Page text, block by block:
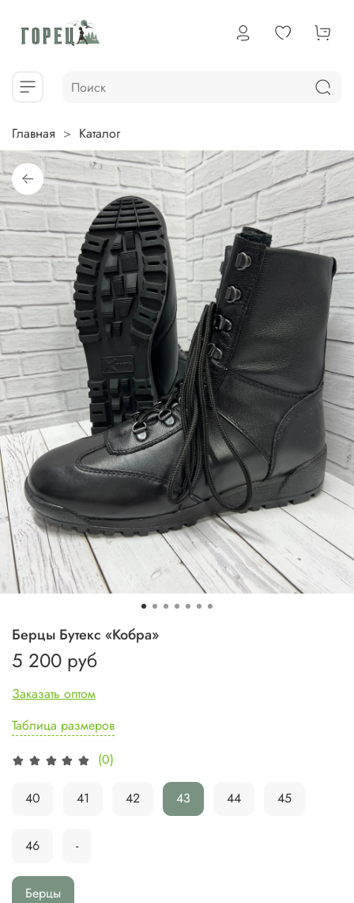
Главная Каталог
(0)
Берцы Бутекс «Кобра»
5 200 руб
Заказать оптом
Таблица размеров
40 41 42 43 44 45
46 -
Берцы